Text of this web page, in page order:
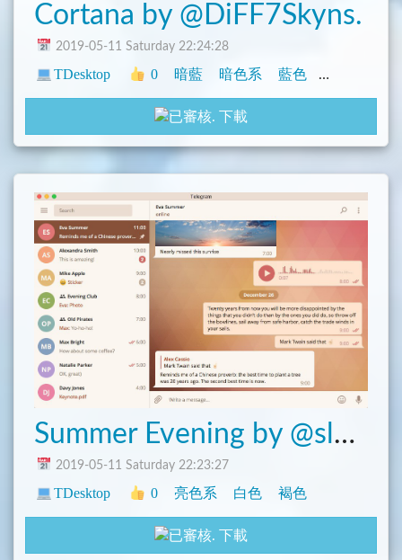
Cortana by @DiFF7Skyns.
2019-05-11 Saturday 22:24:28
TDesktop 0 暗藍 暗色系 藍色 天藍
下載
Summer Evening by @sleepcha.
2019-05-11 Saturday 22:23:27
TDesktop 0 亮色系 白色 褐色
下載